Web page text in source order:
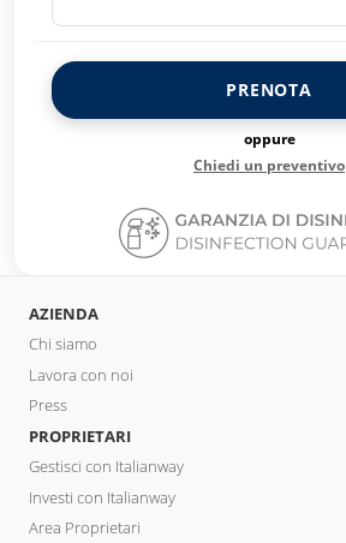
PRENOTA
oppure
Chiedi un preventivo
AZIENDA
Chi siamo
Lavora con noi
Press
PROPRIETARI
Gestisci con Italianway
Investi con Italianway
Area Proprietari